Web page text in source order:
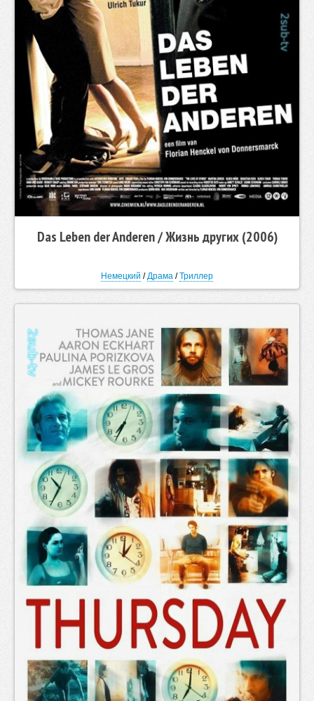
Das Leben der Anderen / Жизнь других (2006)
Немецкий /Драма /Триллер